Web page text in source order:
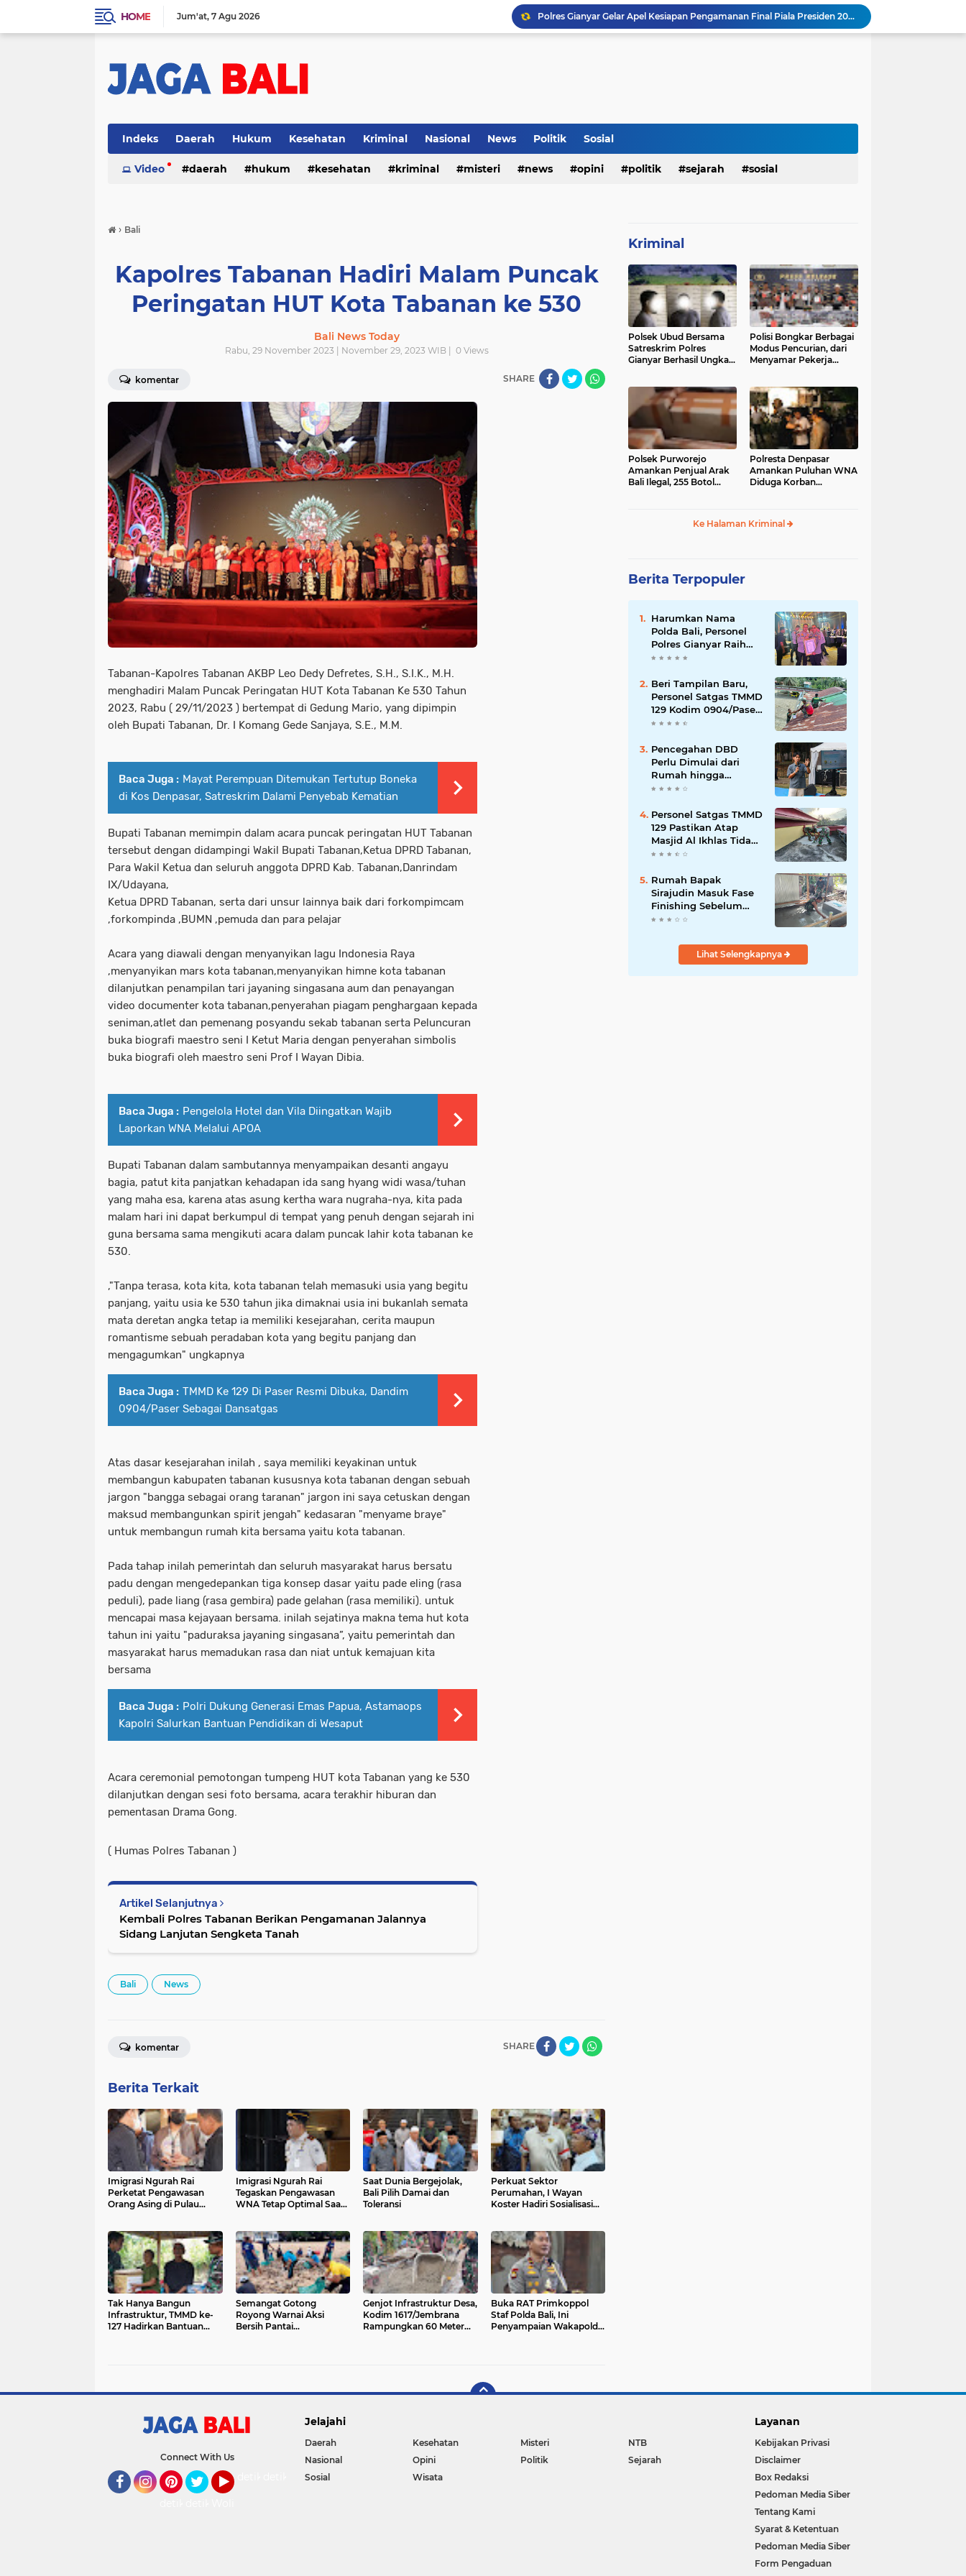
HOME Jum'at 7 Agu 2026
Inilah Tampilan Baru Rumah Bapak Sirajudi Setelah Direnovasi
Personel Satgas TMMD 129 Kodim 0904/Paser Bongkar Rumah milik Bapak Harim
Babinsa Hadir di Posyandu Cenderawasih, Wujud Sinergi TNI Dukung Kesehatan Masyarakat
Indeks Daerah Hukum Kesehatan Kriminal Nasional News Politik Sosial
Video daerah hukum kesehatan kriminal misteri news opini politik sejarah sosial
› Bali
Kapolres Tabanan Hadiri Malam Puncak
Peringatan HUT Kota Tabanan ke 530
Bali News Today
Rabu, 29 November 2023 | November 29, 2023 WIB | 0Views
komentar SHARE
Tabanan-Kapolres Tabanan AKBP Leo Dedy Defretes, S.H., S.I.K., M.H.
menghadiri Malam Puncak Peringatan HUT Kota Tabanan Ke 530 Tahun
2023, Rabu ( 29/11/2023 ) bertempat di Gedung Mario, yang dipimpin
oleh Bupati Tabanan, Dr. I Komang Gede Sanjaya, S.E., M.M.
Baca Juga : Mayat Perempuan Ditemukan Tertutup Boneka
di Kos Denpasar, Satreskrim Dalami Penyebab Kematian
Bupati Tabanan memimpin dalam acara puncak peringatan HUT Tabanan
tersebut dengan didampingi Wakil Bupati Tabanan,Ketua DPRD Tabanan,
Para Wakil Ketua dan seluruh anggota DPRD Kab. Tabanan,Danrindam
IX/Udayana,
Ketua DPRD Tabanan, serta dari unsur lainnya baik dari forkompimcam
,forkompinda ,BUMN ,pemuda dan para pelajar
Acara yang diawali dengan menyanyikan lagu Indonesia Raya
,menyanyikan mars kota tabanan,menyanyikan himne kota tabanan
dilanjutkan penampilan tari jayaning singasana aum dan penayangan
video documenter kota tabanan,penyerahan piagam penghargaan kepada
seniman,atlet dan pemenang posyandu sekab tabanan serta Peluncuran
buka biografi maestro seni I Ketut Maria dengan penyerahan simbolis
buka biografi oleh maestro seni Prof I Wayan Dibia.
Baca Juga : Pengelola Hotel dan Vila Diingatkan Wajib
Laporkan WNA Melalui APOA
Bupati Tabanan dalam sambutannya menyampaikan desanti angayu
bagia, patut kita panjatkan kehadapan ida sang hyang widi wasa/tuhan
yang maha esa, karena atas asung kertha wara nugraha-nya, kita pada
malam hari ini dapat berkumpul di tempat yang penuh dengan sejarah ini
guna bersama sama mengikuti acara dalam puncak lahir kota tabanan ke
530.
,"Tanpa terasa, kota kita, kota tabanan telah memasuki usia yang begitu
panjang, yaitu usia ke 530 tahun jika dimaknai usia ini bukanlah semata
mata deretan angka tetap ia memiliki kesejarahan, cerita maupun
romantisme sebuah peradaban kota yang begitu panjang dan
mengagumkan" ungkapnya
Baca Juga : TMMD Ke 129 Di Paser Resmi Dibuka, Dandim
0904/Paser Sebagai Dansatgas
Atas dasar kesejarahan inilah , saya memiliki keyakinan untuk
membangun kabupaten tabanan kususnya kota tabanan dengan sebuah
jargon "bangga sebagai orang taranan" jargon ini saya cetuskan dengan
maksud membangunkan spirit jengah" kedasaran "menyame braye"
untuk membangun rumah kita bersama yaitu kota tabanan.
Pada tahap inilah pemerintah dan seluruh masyarakat harus bersatu
padu dengan mengedepankan tiga konsep dasar yaitu pade eling (rasa
peduli), pade liang (rasa gembira) pade gelahan (rasa memiliki). untuk
mencapai masa kejayaan bersama. inilah sejatinya makna tema hut kota
tahun ini yaitu "paduraksa jayaning singasana”, yaitu pemerintah dan
masyarakat harus memadukan rasa dan niat untuk kemajuan kita
bersama
Baca Juga : Polri Dukung Generasi Emas Papua, Astamaops
Kapolri Salurkan Bantuan Pendidikan di Wesaput
Acara ceremonial pemotongan tumpeng HUT kota Tabanan yang ke 530
dilanjutkan dengan sesi foto bersama, acara terakhir hiburan dan
pementasan Drama Gong.
( Humas Polres Tabanan )
Artikel Selanjutnya
Kembali Polres Tabanan Berikan Pengamanan Jalannya
Sidang Lanjutan Sengketa Tanah
Bali News
SHARE
komentar
Berita Terkait
Imigrasi Ngurah Rai
Perketat Pengawasan
Orang Asing di Pulau
Imigrasi Ngurah Rai
Tegaskan Pengawasan
WNA Tetap Optimal Saat
Saat Dunia Bergejolak,
Bali Pilih Damai dan
Toleransi
Perkuat Sektor
Perumahan, I Wayan
Koster Hadiri Sosialisasi
Tak Hanya Bangun
Infrastruktur, TMMD ke-
127 Hadirkan Bantuan
Semangat Gotong
Royong Warnai Aksi
Bersih Pantai
Genjot Infrastruktur Desa,
Kodim 1617/Jembrana
Rampungkan 60 Meter
Buka RAT Primkoppol
Staf Polda Bali, Ini
Penyampaian Wakapolda
Kriminal
Polsek Ubud Bersama
Satreskrim Polres
Gianyar Berhasil Ungkap
Polisi Bongkar Berbagai
Modus Pencurian, dari
Menyamar Pekerja
Polsek Purworejo
Amankan Penjual Arak
Bali Ilegal, 255 Botol
Polresta Denpasar
Amankan Puluhan WNA
Diduga Korban
Ke Halaman Kriminal
Berita Terpopuler
Harumkan Nama
Polda Bali, Personel
Polres Gianyar Raih
Penghargaan
Beri Tampilan Baru,
Personel Satgas TMMD
129 Kodim 0904/Paser
Cat Atap Rumah
Pencegahan DBD
Perlu Dimulai dari
Rumah hingga
Lingkungan Sekolah
Personel Satgas TMMD
129 Pastikan Atap
Masjid Al Ikhlas Tidak
Bocor Lagi
Rumah Bapak
Sirajudin Masuk Fase
Finishing Sebelum
Diserahkan
Lihat Selengkapnya
Connect With Us
detikTravel
Jelajahi
Daerah Kesehatan Misteri
NTB
Nasional
Opini Politik
Sejarah
Sosial
Wisata
Layanan
Kebijakan Privasi
Disclaimer
Box Redaksi
Pedoman Media Siber
Tentang Kami
Syarat & Ketentuan
Pedoman Media Siber
Form Pengaduan